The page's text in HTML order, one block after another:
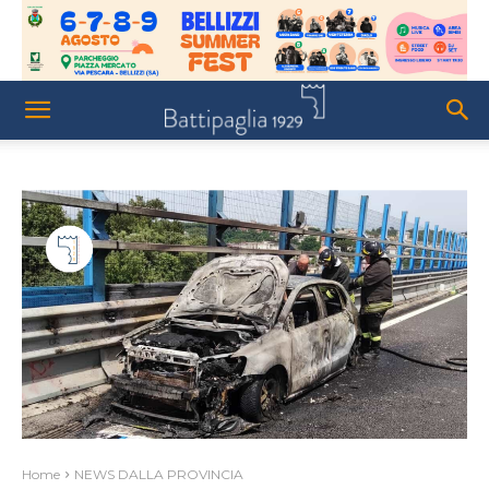
Home NEWS DALLA PROVINCIA